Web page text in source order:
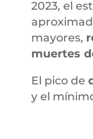
2023, el
mayores,
muertes
El pico de
y el